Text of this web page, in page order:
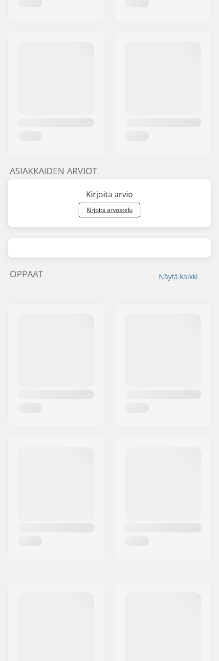
ASIAKKAIDEN ARVIOT
Kirjoita arvio
Kirjoita arvostelu
Näytä kaikki
OPPAAT